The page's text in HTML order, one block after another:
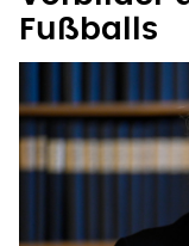
Vorbilder